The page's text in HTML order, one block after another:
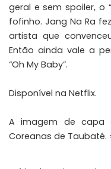
geral e sem spoiler, o
fofinho. Jang Na Ra
artista que
Então ainda vale a
“Oh My Baby”.
Disponível na Netflix.
A imagem de capa
Coreanas de Taubaté.